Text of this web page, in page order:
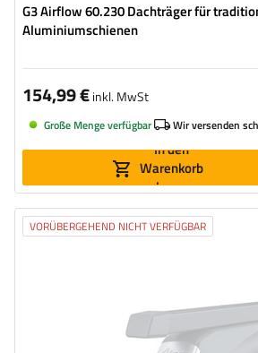
G3 Airflow 60.230 Dachträger für
Aluminiumschienen
154,99 €inkl. MwSt
Große Menge verfügbar Wir versenden
In den
Warenkorb
legen
VORÜBERGEHEND NICHT VERFÜGBAR